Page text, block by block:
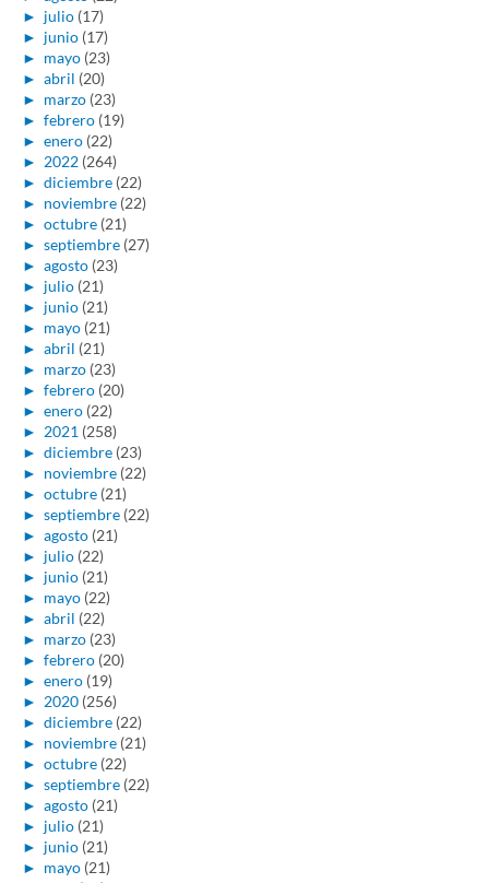
► julio (17)
► junio (17)
► mayo (23)
► abril (20)
► marzo (23)
► febrero (19)
► enero (22)
► 2022 (264)
► diciembre (22)
► noviembre (22)
► octubre (21)
► septiembre (27)
► agosto (23)
► julio (21)
► junio (21)
► mayo (21)
► abril (21)
► marzo (23)
► febrero (20)
► enero (22)
► 2021 (258)
► diciembre (23)
► noviembre (22)
► octubre (21)
► septiembre (22)
► agosto (21)
► julio (22)
► junio (21)
► mayo (22)
► abril (22)
► marzo (23)
► febrero (20)
► enero (19)
► 2020 (256)
► diciembre (22)
► noviembre (21)
► octubre (22)
► septiembre (22)
► agosto (21)
► julio (21)
► junio (21)
► mayo (21)